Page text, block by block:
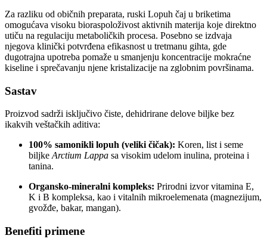
Za razliku od običnih preparata, ruski Lopuh čaj u briketima
omogućava visoku bioraspoloživost aktivnih materija koje direktno
utiču na regulaciju metaboličkih procesa. Posebno se izdvaja
njegova klinički potvrđena efikasnost u tretmanu gihta, gde
dugotrajna upotreba pomaže u smanjenju koncentracije mokraćne
kiseline i sprečavanju njene kristalizacije na zglobnim površinama.
Sastav
Proizvod sadrži isključivo čiste, dehidrirane delove biljke bez
ikakvih veštačkih aditiva:
100% samonikli lopuh (veliki čičak): Koren, list i seme
biljkeArctium Lappa sa visokim udelom inulina, proteina i
tanina.
Organsko-mineralni kompleks: Prirodni izvor vitamina E,
K i B kompleksa, kao i vitalnih mikroelemenata (magnezijum,
gvožđe, bakar, mangan).
Benefiti primene